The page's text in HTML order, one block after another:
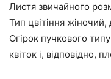
Листя звичайного
Тип цвітіння
Огірок пучкового
квіток і, відповідно,